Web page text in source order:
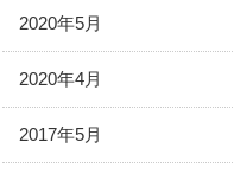
2020年5月
2020年4月
2017年5月